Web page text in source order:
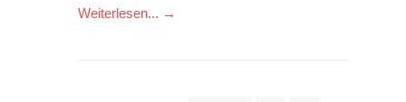
Weiterlesen... →